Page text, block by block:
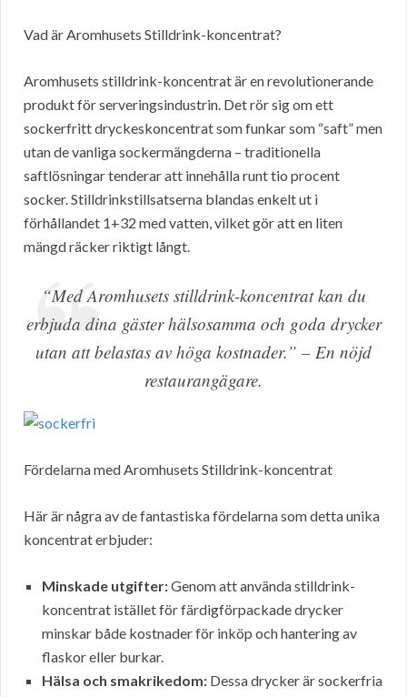
Vad är Aromhusets Stilldrink-koncentrat?
Aromhusets stilldrink-koncentrat är en revolutionerande
produkt för serveringsindustrin. Det rör sig om ett
sockerfritt dryckeskoncentrat som funkar som “saft” men
utan de vanliga sockermängderna – traditionella
saftlösningar tenderar att innehålla runt tio procent
socker. Stilldrinkstillsatserna blandas enkelt ut i
förhållandet 1+32 med vatten, vilket gör att en liten
mängd räcker riktigt långt.
“Med Aromhusets stilldrink-koncentrat kan du
erbjuda dina gäster hälsosamma och goda drycker
utan att belastas av höga kostnader.” – En nöjd
restaurangägare.
Fördelarna med Aromhusets Stilldrink-koncentrat
Här är några av de fantastiska fördelarna som detta unika
koncentrat erbjuder:
Minskade utgifter:Genom att använda stilldrink-
koncentrat istället för färdigförpackade drycker
minskar både kostnader för inköp och hantering av
flaskor eller burkar.
Hälsa och smakrikedom: Dessa drycker är sockerfria